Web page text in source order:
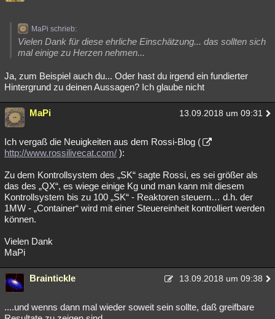
MaPi schrieb:
Vielen Dank für diese ehrliche Einschätzung... das sollten sich
mal einige zu Herzen nehmen...
Ja, zum Beispiel auch du... Oder hast du irgend ein fundierter
Hintergrund zu deinen Aussagen? Ich glaube nicht
MaPi 13.09.2018 um 09:31
Ich vergaß die Neuigkeiten aus dem Rossi-Blog (
http://www.rossilivecat.com/ ):
Zu dem Kontrollsystem des „SK“ sagte Rossi, es sei größer als
das des „QX“, es wiege einige Kg und man kann mit diesem
Kontrollsystem bis zu 100 „SK“ - Reaktoren steuern… d.h. der
1MW - „Container“ wird mit einer Steuereinheit kontrolliert werden
können.
Vielen Dank
MaPi
Braintickle 13.09.2018 um 09:38
....und wenns dann mal wieder soweit sein sollte, daß greifbare